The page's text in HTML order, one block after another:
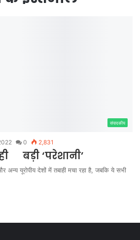
संपादकीय
0 2,831
बड़ी ‘परेशानी’
अन्य यूरोपीय देशों में तबाही मचा रहा है, जबकि ये सभी